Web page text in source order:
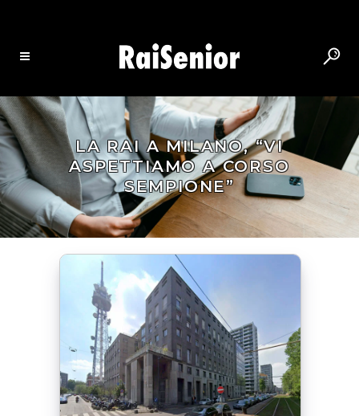
LA RAI A MILANO, “VI
ASPETTIAMO A CORSO
SEMPIONE”